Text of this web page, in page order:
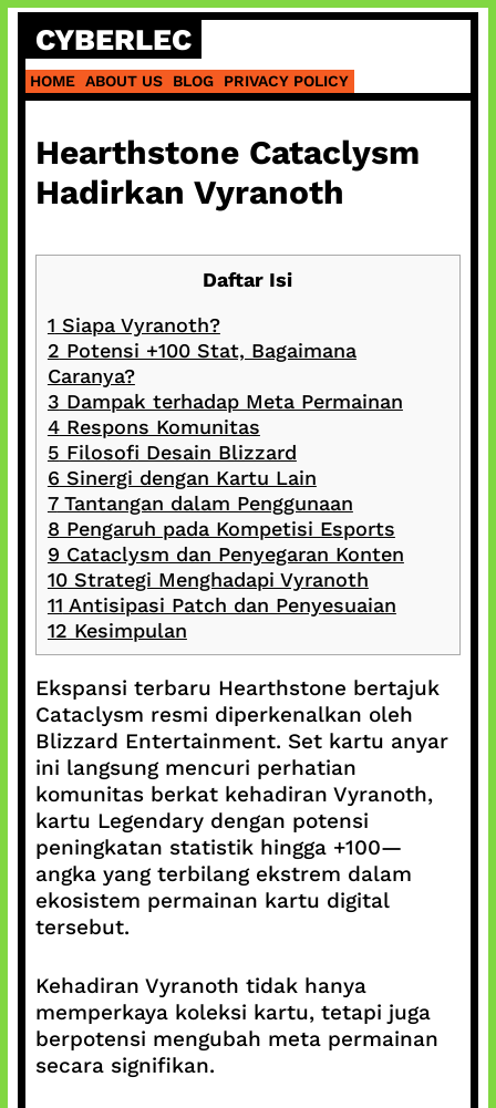
Skip
content
CYBERLEC
HOME ABOUT US BLOG PRIVACY POLICY
Hearthstone Cataclysm
Hadirkan Vyranoth
Daftar Isi
1 Siapa Vyranoth?
2 Potensi +100 Stat, Bagaimana
Caranya?
3 Dampak terhadap Meta Permainan
4Respons Komunitas
5 Filosofi Desain Blizzard
6 Sinergi dengan Kartu Lain
7Tantangan dalam Penggunaan
8 Pengaruh pada Kompetisi Esports
9 Cataclysm dan Penyegaran Konten
10Strategi Menghadapi Vyranoth
11 Antisipasi Patch dan Penyesuaian
12 Kesimpulan
Ekspansi terbaru Hearthstone bertajuk
Cataclysm resmi diperkenalkan oleh
Blizzard Entertainment. Set kartu anyar
ini langsung mencuri perhatian
komunitas berkat kehadiran Vyranoth,
kartu Legendary dengan potensi
peningkatan statistik hingga +100—
angka yang terbilang ekstrem dalam
ekosistem permainan kartu digital
tersebut.
Kehadiran Vyranoth tidak hanya
memperkaya koleksi kartu, tetapi juga
berpotensi mengubah meta permainan
secara signifikan.